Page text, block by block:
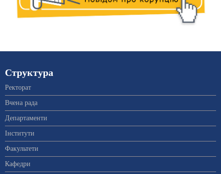
Структура
Ректорат
Вчена рада
Департаменти
Інститути
Факультети
Кафедри